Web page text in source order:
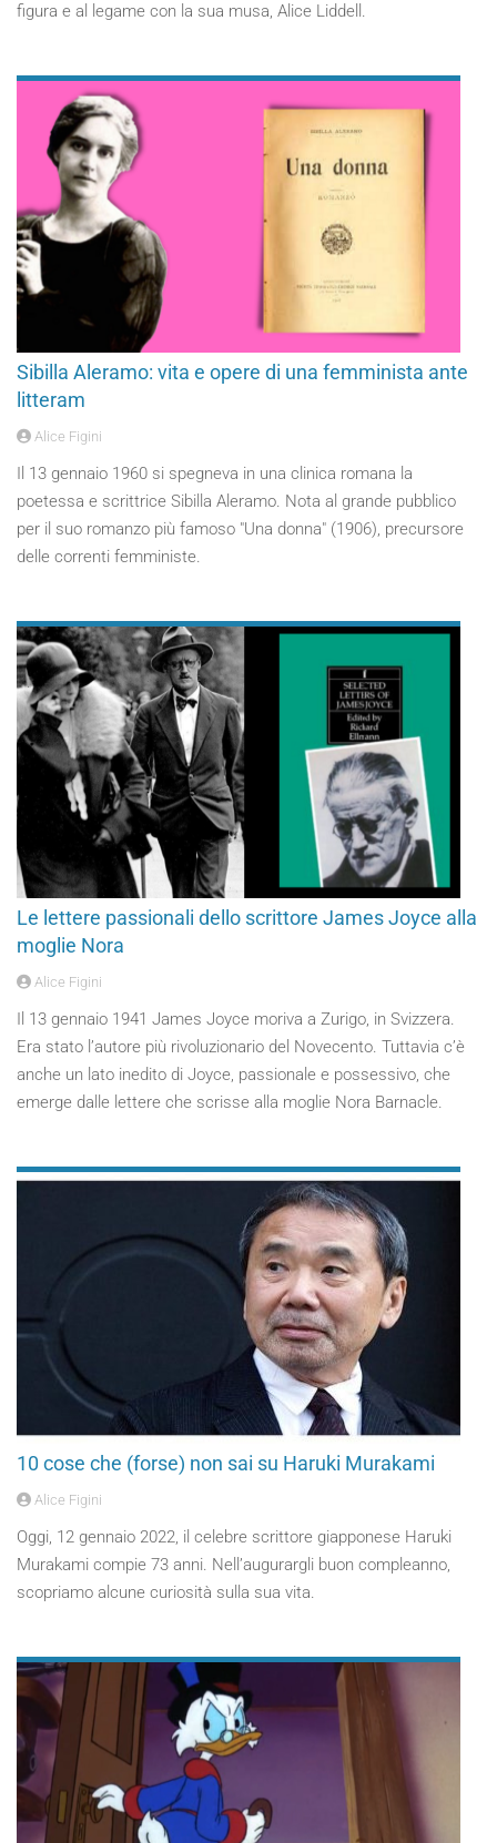
figura e al legame con la sua musa, Alice Liddell.
Sibilla Aleramo: vita e opere di una femminista ante
litteram
Alice Figini
Il 13 gennaio 1960 si spegneva in una clinica romana la
poetessa e scrittrice Sibilla Aleramo. Nota al grande pubblico
per il suo romanzo più famoso "Una donna" (1906), precursore
delle correnti femministe.
Le lettere passionali dello scrittore James Joyce alla
moglie Nora
Alice Figini
Il 13 gennaio 1941 James Joyce moriva a Zurigo, in Svizzera.
Era stato l’autore più rivoluzionario del Novecento. Tuttavia c’è
anche un lato inedito di Joyce, passionale e possessivo, che
emerge dalle lettere che scrisse alla moglie Nora Barnacle.
10 cose che (forse) non sai su Haruki Murakami
Alice Figini
Oggi, 12 gennaio 2022, il celebre scrittore giapponese Haruki
Murakami compie 73 anni. Nell’augurargli buon compleanno,
scopriamo alcune curiosità sulla sua vita.